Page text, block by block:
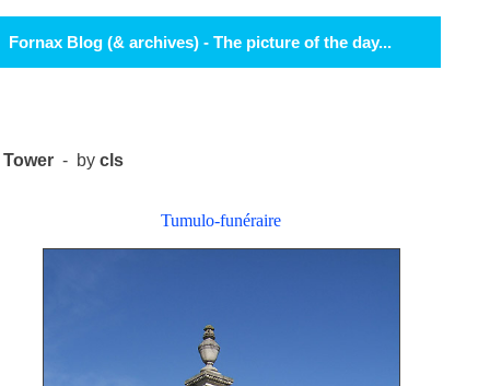
Fornax Blog (& archives) - The picture of the day...
Tower - bycls
Tumulo-funéraire